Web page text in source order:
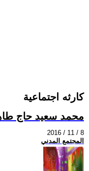
كارثه اجتماعية
محمد سعيد حاج
2016 / 11 / 8
المجتمع المدني